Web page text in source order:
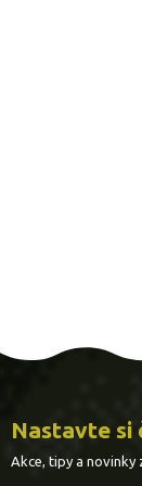
Nastavte si
Akce, tipy a novinky